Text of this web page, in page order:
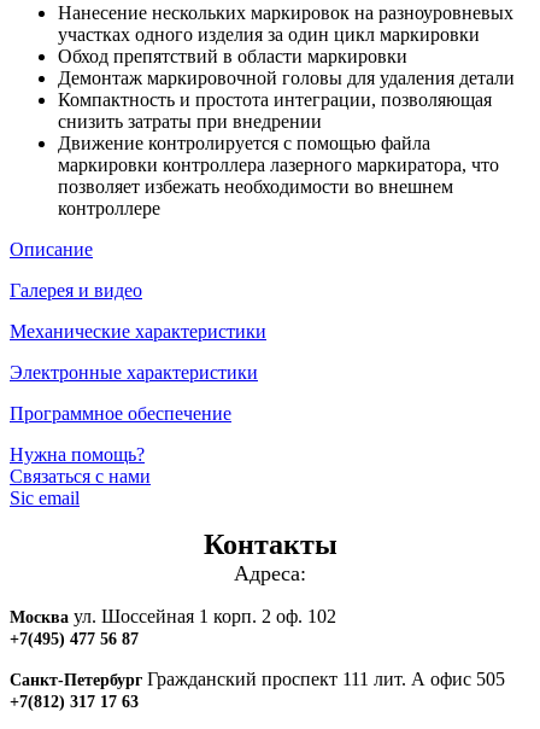
Нанесение нескольких маркировок на разноуровневых
участках одного изделия за один цикл маркировки
Обход препятствий в области маркировки
Демонтаж маркировочной головы для удаления детали
Компактность и простота интеграции, позволяющая
снизить затраты при внедрении
Движение контролируется с помощью файла
маркировки контроллера лазерного маркиратора, что
позволяет избежать необходимости во внешнем
контроллере
Описание
Галерея и видео
Механические характеристики
Электронные характеристики
Программное обеспечение
Нужна помощь?
Связаться с нами
Sic email
Контакты
Адреса:
Москва ул. Шоссейная 1 корп. 2 оф. 102
+7(495) 477 56 87
Санкт-Петербург Гражданский проспект 111 лит. А офис 505
+7(812) 317 17 63